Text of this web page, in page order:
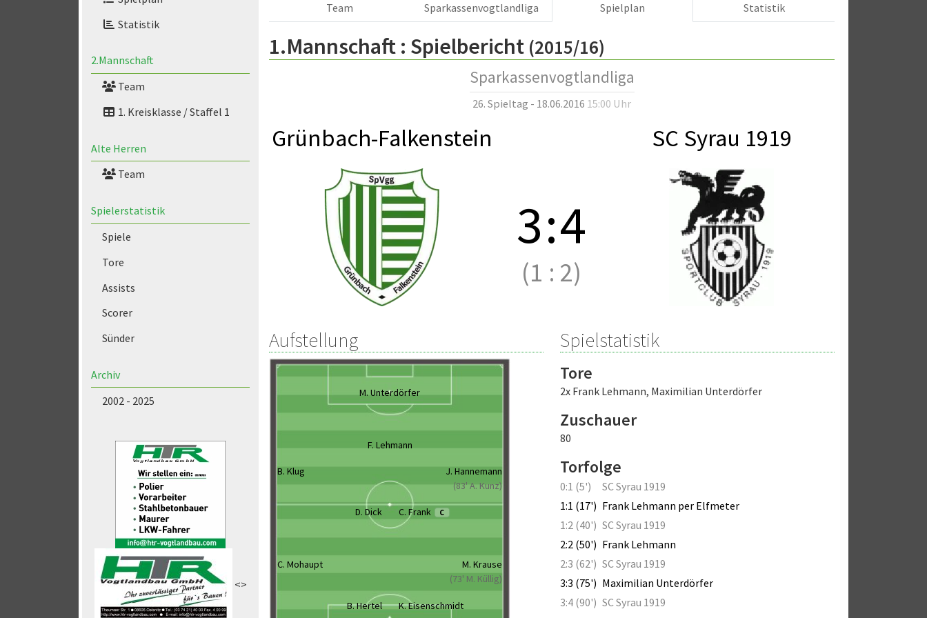
Statistik
2.Mannschaft
Team
1. Kreisklasse / Staffel 1
Alte Herren
Team
Spielerstatistik
Spiele
Tore
Assists
Scorer
Sünder
Archiv
2002 - 2025
<>
Team Sparkassenvogtlandliga Spielplan Statistik
1.Mannschaft : Spielbericht (2015/16)
Sparkassenvogtlandliga
26. Spieltag - 18.06.2016 15:00 Uhr
Grünbach-Falkenstein SC Syrau 1919
3:4
(1 : 2)
Aufstellung
M. Unterdörfer
F. Lehmann
B. Klug
J. Hannemann
(83' A. Kunz)
D. Dick C. Frank C
C. Mohaupt
M. Krause
(73' M. Küllig)
B. Hertel K. Eisenschmidt
Spielstatistik
Tore
2x Frank Lehmann, Maximilian Unterdörfer
Zuschauer
80
Torfolge
0:1 (5')
SC Syrau 1919
1:1 (17') Frank Lehmann per Elfmeter
1:2 (40') SC Syrau 1919
2:2 (50') Frank Lehmann
2:3 (62') SC Syrau 1919
3:3 (75') Maximilian Unterdörfer
3:4 (90') SC Syrau 1919